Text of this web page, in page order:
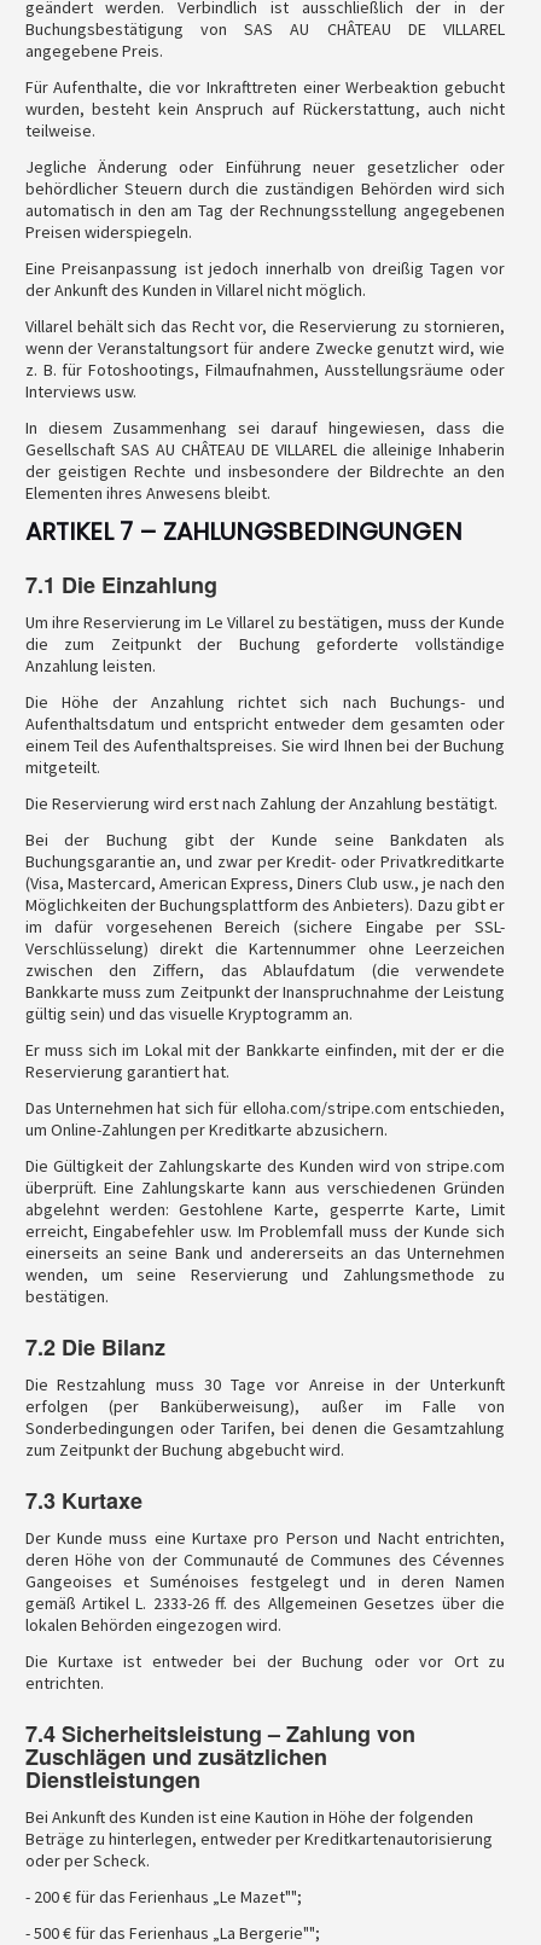
geändert werden. Verbindlich ist ausschließlich der in der
Buchungsbestätigung von SAS AU CHÂTEAU DE VILLAREL
angegebene Preis.
Für Aufenthalte, die vor Inkrafttreten einer Werbeaktion gebucht
wurden, besteht kein Anspruch auf Rückerstattung, auch nicht
teilweise.
Jegliche Änderung oder Einführung neuer gesetzlicher oder
behördlicher Steuern durch die zuständigen Behörden wird sich
automatisch in den am Tag der Rechnungsstellung angegebenen
Preisen widerspiegeln.
Eine Preisanpassung ist jedoch innerhalb von dreißig Tagen vor
der Ankunft des Kunden in Villarel nicht möglich.
Villarel behält sich das Recht vor, die Reservierung zu stornieren,
wenn der Veranstaltungsort für andere Zwecke genutzt wird, wie
z. B. für Fotoshootings, Filmaufnahmen, Ausstellungsräume oder
Interviews usw.
In diesem Zusammenhang sei darauf hingewiesen, dass die
Gesellschaft SAS AU CHÂTEAU DE VILLAREL die alleinige Inhaberin
der geistigen Rechte und insbesondere der Bildrechte an den
Elementen ihres Anwesens bleibt.
ARTIKEL 7 – ZAHLUNGSBEDINGUNGEN
7.1 Die Einzahlung
Um ihre Reservierung im Le Villarel zu bestätigen, muss der Kunde
die zum Zeitpunkt der Buchung geforderte vollständige
Anzahlung leisten.
Die Höhe der Anzahlung richtet sich nach Buchungs- und
Aufenthaltsdatum und entspricht entweder dem gesamten oder
einem Teil des Aufenthaltspreises. Sie wird Ihnen bei der Buchung
mitgeteilt.
Die Reservierung wird erst nach Zahlung der Anzahlung bestätigt.
Bei der Buchung gibt der Kunde seine Bankdaten als
Buchungsgarantie an, und zwar per Kredit- oder Privatkreditkarte
(Visa, Mastercard, American Express, Diners Club usw., je nach den
Möglichkeiten der Buchungsplattform des Anbieters). Dazu gibt er
im dafür vorgesehenen Bereich (sichere Eingabe per SSL-
Verschlüsselung) direkt die Kartennummer ohne Leerzeichen
zwischen den Ziffern, das Ablaufdatum (die verwendete
Bankkarte muss zum Zeitpunkt der Inanspruchnahme der Leistung
gültig sein) und das visuelle Kryptogramm an.
Er muss sich im Lokal mit der Bankkarte einfinden, mit der er die
Reservierung garantiert hat.
Das Unternehmen hat sich für elloha.com/stripe.com entschieden,
um Online-Zahlungen per Kreditkarte abzusichern.
Die Gültigkeit der Zahlungskarte des Kunden wird von stripe.com
überprüft. Eine Zahlungskarte kann aus verschiedenen Gründen
abgelehnt werden: Gestohlene Karte, gesperrte Karte, Limit
erreicht, Eingabefehler usw. Im Problemfall muss der Kunde sich
einerseits an seine Bank und andererseits an das Unternehmen
wenden, um seine Reservierung und Zahlungsmethode zu
bestätigen.
7.2 Die Bilanz
Die Restzahlung muss 30 Tage vor Anreise in der Unterkunft
erfolgen (per Banküberweisung), außer im Falle von
Sonderbedingungen oder Tarifen, bei denen die Gesamtzahlung
zum Zeitpunkt der Buchung abgebucht wird.
7.3 Kurtaxe
Der Kunde muss eine Kurtaxe pro Person und Nacht entrichten,
deren Höhe von der Communauté de Communes des Cévennes
Gangeoises et Suménoises festgelegt und in deren Namen
gemäß Artikel L. 2333-26 ff. des Allgemeinen Gesetzes über die
lokalen Behörden eingezogen wird.
Die Kurtaxe ist entweder bei der Buchung oder vor Ort zu
entrichten.
7.4 Sicherheitsleistung – Zahlung von
Zuschlägen und zusätzlichen
Dienstleistungen
Bei Ankunft des Kunden ist eine Kaution in Höhe der folgenden
Beträge zu hinterlegen, entweder per Kreditkartenautorisierung
oder per Scheck.
- 200 € für das Ferienhaus „Le Mazet"";
- 500 € für das Ferienhaus „La Bergerie"";